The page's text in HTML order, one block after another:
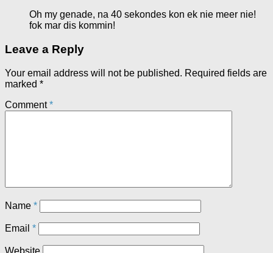
Oh my genade, na 40 sekondes kon ek nie meer nie!
fok mar dis kommin!
Leave a Reply
Your email address will not be published. Required fields are
marked *
Comment*
Name *
Email *
Website